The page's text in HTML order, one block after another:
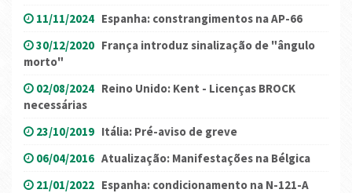
11/11/2024 Espanha: constrangimentos na AP-66
30/12/2020 França introduz sinalização de "ângulo
morto"
02/08/2024 Reino Unido: Kent - Licenças BROCK
necessárias
23/10/2019 Itália: Pré-aviso de greve
06/04/2016 Atualização: Manifestações na Bélgica
21/01/2022 Espanha: condicionamento na N-121-A